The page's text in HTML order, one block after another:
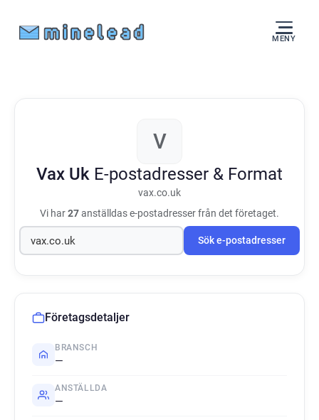
MENY
V
Vax Uk E-postadresser & Format
vax.co.uk
Vi har27anställdas e-postadresser från det företaget.
Sök e-postadresser
Företagsdetaljer
BRANSCH
—
ANSTÄLLDA
—